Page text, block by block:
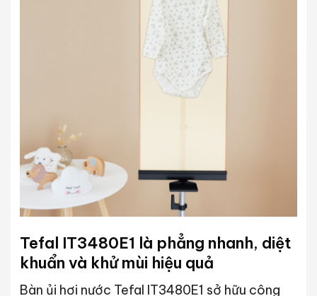
Tefal IT3480E1 là phẳng nhanh, diệt
khuẩn và khử mùi hiệu quả
Bàn ủi hơi nước Tefal IT3480E1 sở hữu công